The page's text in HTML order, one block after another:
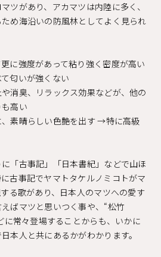
ツがあり、アカマツは内陸に多く、
め海沿いの防風林としてよく見られ
に強度があって粘り強く密度が高い
匂いが強くない
消臭、リラックス効果などが、他の
高い
、素晴らしい色艶を出す →特に高級
「古事記」「日本書紀」などで山ほ
古事記でヤマトタケルノミコトがマ
る歌があり、日本人のマツへの愛す
ばマツと思いつく事や、“松竹
に常々登場することからも、いかに
本人と共にあるかがわかります。